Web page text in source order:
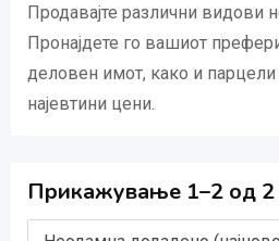
Продавајте различни видови
Пронајдете го вашиот
деловен имот, како и
најевтини цени.
Прикажување 1–2 од 2